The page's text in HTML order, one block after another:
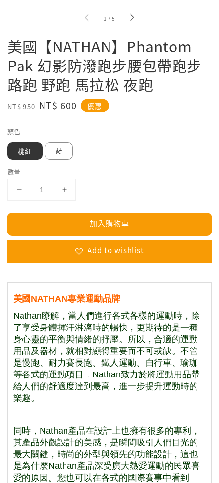
1 /5
美國【NATHAN】Phantom
Pak 幻影防潑跑步腰包帶跑步
路跑 野跑 馬拉松 夜跑
Regular
NT$ 950 Sale
NT$ 600 優惠
顏色
桃紅 藍
數量
加入購物車
Add to wishlist
美國NATHAN專業運動品牌
Nathan瞭解，當人們進行各式各樣的運動時，除
了享受身體揮汗淋漓時的暢快，更期待的是一種
身心靈的平衡與情緒的抒壓。所以，合適的運動
用品及器材，就相對顯得重要而不可或缺。不管
是慢跑、耐力賽長跑、鐵人運動、自行車、瑜珈
等各式的運動項目，Nathan致力於將運動用品帶
給人們的舒適度達到最高，進一步提升運動時的
樂趣。
同時，Nathan產品在設計上也擁有很多的專利，
其產品外觀設計的美感，是瞬間吸引人們目光的
最大關鍵，時尚的外型與領先的功能設計，這也
是為什麼Nathan產品深受廣大熱愛運動的民眾喜
愛的原因。您也可以在各式的國際賽事中看到